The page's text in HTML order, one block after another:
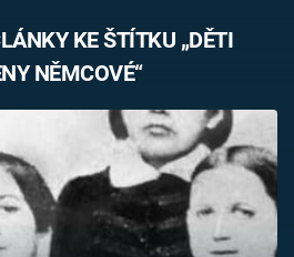
KE ŠTÍTKU „DĚTI
NĚMCOVÉ“